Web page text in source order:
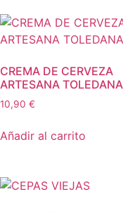
CREMA DE CERVEZA
ARTESANA TOLEDANA
10,90 €
Añadir al carrito